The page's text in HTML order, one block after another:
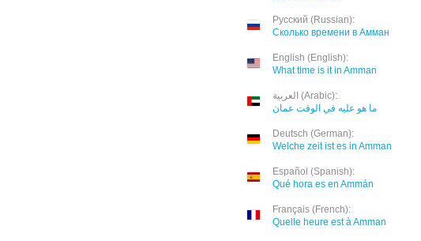
Русский (Russian):
Сколько времени в Амман
English (English):
What time is it in Amman
العربية (Arabic):
ما هو عليه في الوقت عمان
Deutsch (German):
Welche zeit ist es in Amman
Español (Spanish):
Qué hora es en Ammán
Français (French):
Quelle heure est à Amman